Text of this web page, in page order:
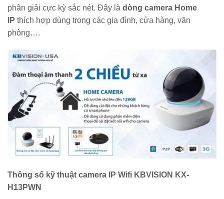
phân giải cực kỳ sắc nét. Đây là dòng camera Home
IP thích hợp dùng trong các gia đình, cửa hàng, văn
phòng….
Thông số kỹ thuật camera IP Wifi KBVISION KX-
H13PWN